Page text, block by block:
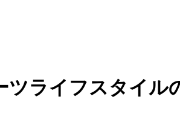
ツライフスタイル